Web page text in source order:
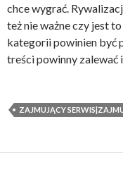
chce wygrać.
też nie ważne czy jest
kategorii powinien być
treści powinny zalewać
ZAJMUJĄCY